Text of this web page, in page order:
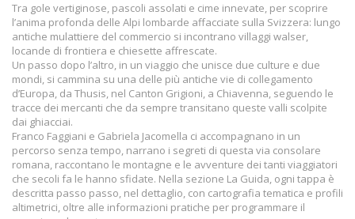
Tra gole vertiginose, pascoli assolati e cime innevate, per scoprire
l’anima profonda delle Alpi lombarde affacciate sulla Svizzera: lungo
antiche mulattiere del commercio si incontrano villaggi walser,
locande di frontiera e chiesette affrescate.
Un passo dopo l’altro, in un viaggio che unisce due culture e due
mondi, si cammina su una delle più antiche vie di collegamento
d’Europa, da Thusis, nel Canton Grigioni, a Chiavenna, seguendo le
tracce dei mercanti che da sempre transitano queste valli scolpite
dai ghiacciai.
Franco Faggiani e Gabriela Jacomella ci accompagnano in un
percorso senza tempo, narrano i segreti di questa via consolare
romana, raccontano le montagne e le avventure dei tanti viaggiatori
che secoli fa le hanno sfidate. Nella sezione La Guida, ogni tappa è
descritta passo passo, nel dettaglio, con cartografia tematica e profili
altimetrici, oltre alle informazioni pratiche per programmare il